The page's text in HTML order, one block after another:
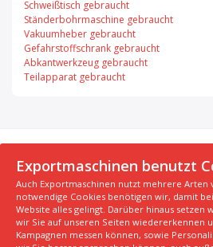
Schweißtisch gebraucht
Ständerbohrmaschine gebraucht
Vakuumheber gebraucht
Gefahrstoffschrank gebraucht
Abkantwerkzeug gebraucht
Teilapparat gebraucht
© 2026
Über uns
AGB
Impressum
Hersteller
Unsere Top Maschinen #2
Exportmaschinen benutzt
Auch Exportmaschinen nutzt mehrere Arten
notwendige Cookies benötigen wir, damit
Website alles gelingt. Darüber hinaus setzen
wir Sie auf unseren Seiten wiedererkennen
Kampagnen messen können, sowie